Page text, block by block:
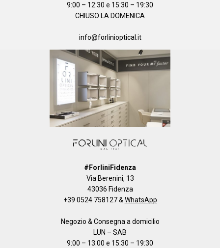
9:00 – 12:30 e 15:30 – 19:30
CHIUSO LA DOMENICA
info@forlinioptical.it
#ForliniFidenza
Via Berenini, 13
43036 Fidenza
+39 0524 758127&WhatsApp
Negozio & Consegna a domicilio
LUN – SAB
9:00 – 13:00 e 15:30 – 19:30